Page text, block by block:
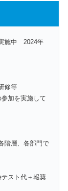
施中 2024年
修等
加を実施して
階層、各部門で
スト代＋報奨